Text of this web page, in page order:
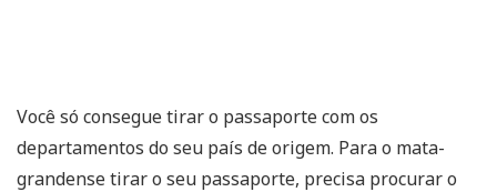
Você só consegue tirar o passaporte com os
departamentos do seu país de origem. Para o mata-
grandense tirar o seu passaporte, precisa procurar o